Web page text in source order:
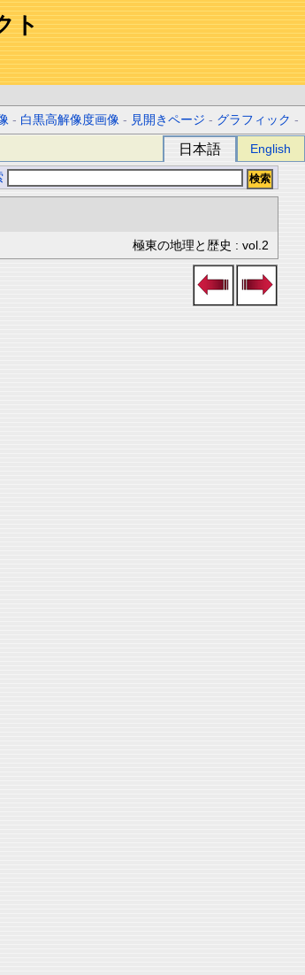
ト
- 白黒高解像度画像 - 見開きページ - グラフィック -
日本語 English
極東の地理と歴史 : vol.2